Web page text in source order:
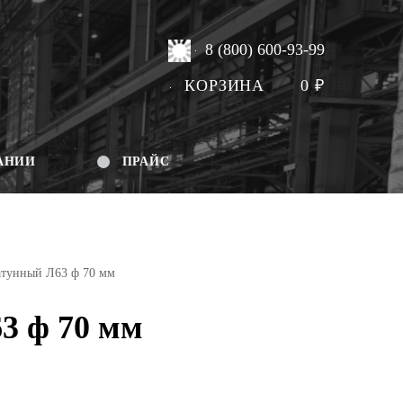
8 (800) 600-93-99
КОРЗИНА 0₽
ПРАЙС
Л63 ф 70 мм
ф 70 мм